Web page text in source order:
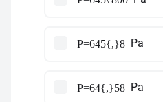
P=645{,}8 Pa
P=64{,}58 Pa